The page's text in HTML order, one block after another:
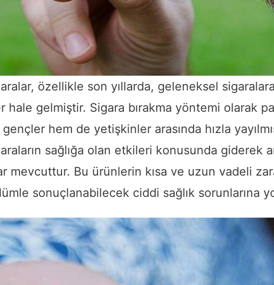
özellikle son yıllarda, geleneksel
hale gelmiştir. Sigara bırakma yöntemi olarak
hem de yetişkinler arasında hızla
sağlığa olan etkileri konusunda giderek
mevcuttur. Bu ürünlerin kısa ve uzun vadeli
sonuçlanabilecek ciddi sağlık sorunlarına